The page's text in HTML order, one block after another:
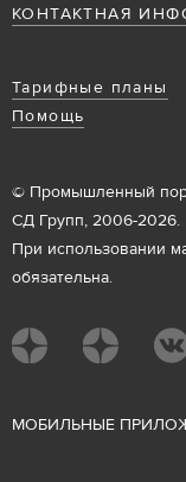
КОНТАКТНАЯ
Тарифные планы
Помощь
© Промышленный
СД Групп, 2006-2026.
При использовании
обязательна.
МОБИЛЬНЫЕ